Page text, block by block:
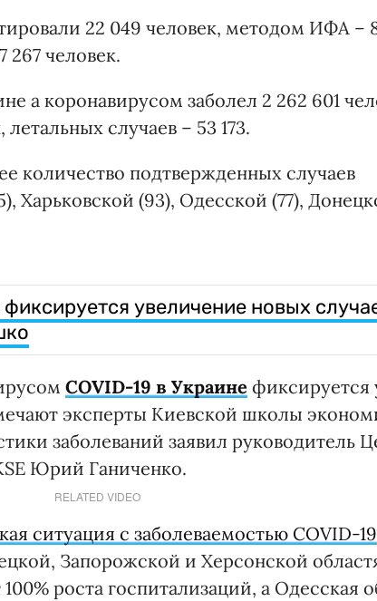
22 049 человек, методом ИФА –
267 человек.
а коронавирусом заболел 2 262 601
случаев – 53 173.
количество подтвержденных случаев
Харьковской (93), Одесской (77),
увеличение новых
COVID-19 в Украине фиксируется
эксперты Киевской школы
заболеваний заявил руководитель
Юрий Ганиченко.
RELATED VIDEO
ситуация с заболеваемостью COVID-19
Запорожской и Херсонской
роста госпитализаций, а Одесская